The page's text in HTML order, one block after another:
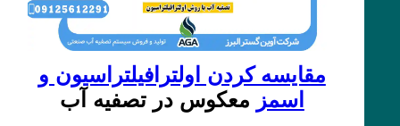
مقایسه کردن اولترافیلتراسیون و
اسمز معکوس در تصفیه آب